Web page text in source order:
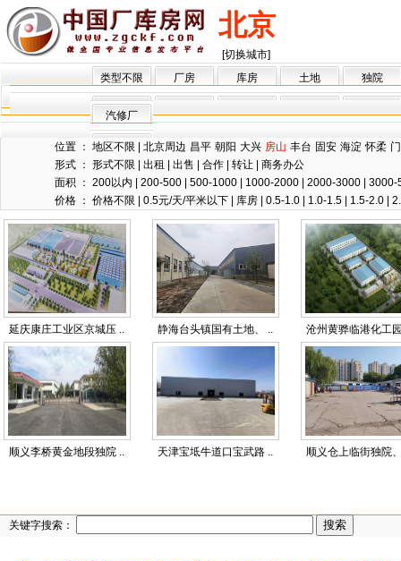
北京
[切换城市]
类型不限
厂房 库房 土地 独院
汽修厂
位置 ： 地区不限 北京周边 昌平 朝阳 大兴 房山 丰台 固安 海淀 怀柔
形式 ： 形式不限 出租 出售 合作 转让
商务办公
面积 ： 200以内 200-500 500-1000 1000-2000 2000-3000
3000-
价格 ： 价格不限 0.5元/天/平米以下 库房 0.5-1.0 1.0-1.5 1.5-2.0
延庆康庄工业区京城压 .. 静海台头镇国有土地、 .. 沧州黄骅临港化工
顺义李桥黄金地段独院 .. 天津宝坻牛道口宝武路 .. 顺义仓上临街独院
关键字搜索：